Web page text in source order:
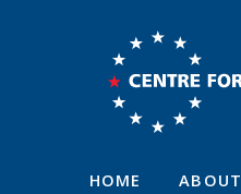
HOME ABOUT